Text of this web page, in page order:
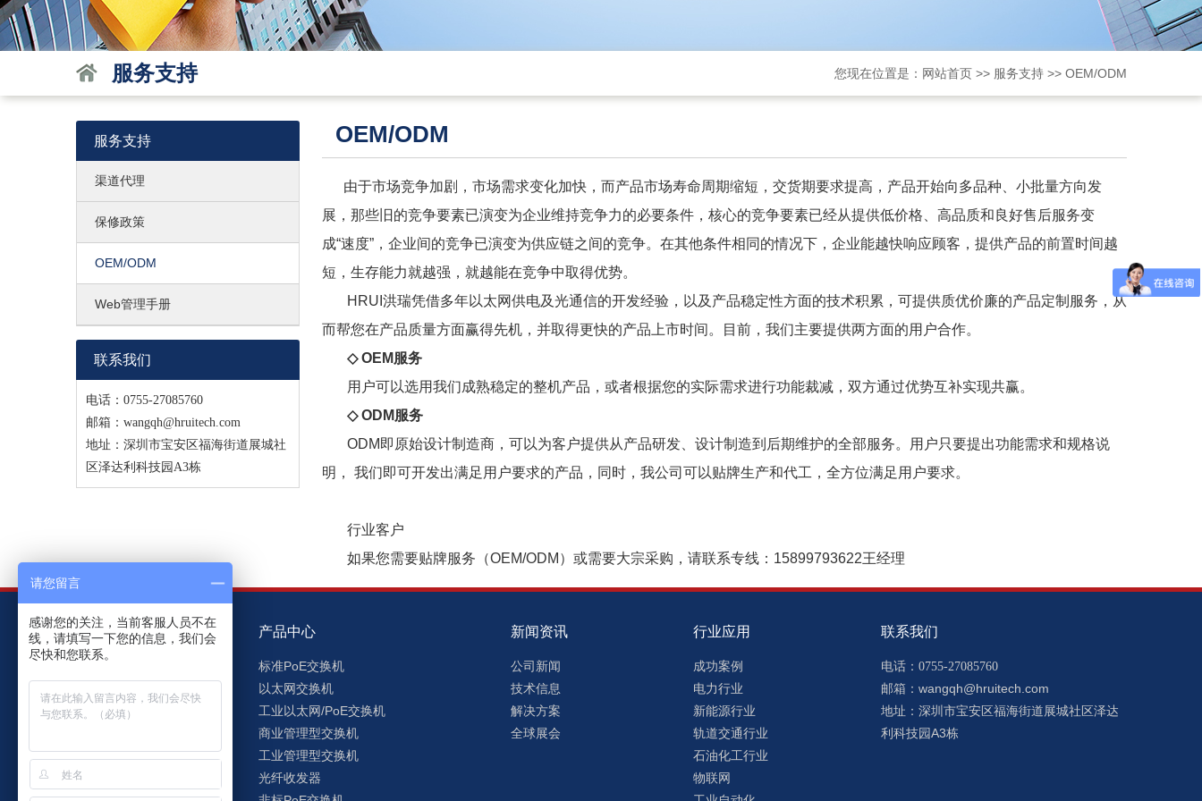
您现在位置是： 网站首页>> 服务支持>> OEM/ODM
服务支持
服务支持
渠道代理
保修政策
OEM/ODM
Web管理手册
联系我们
电话：0755-27085760
邮箱： wangqh@hruitech.com
地址： 深圳市宝安区福海街道展城社
区泽达利科技园A3栋
OEM/ODM
由于市场竞争加剧，市场需求变化加快，而产品市场寿命周期缩短，交货期要求提高，产品开始向多品种、小批量方向发
展，那些旧的竞争要素已演变为企业维持竞争力的必要条件，核心的竞争要素已经从提供低价格、高品质和良好售后服务变
成“速度”，企业间的竞争已演变为供应链之间的竞争。在其他条件相同的情况下，企业能越快响应顾客，提供产品的前置时间越
短，生存能力就越强，就越能在竞争中取得优势。
HRUI洪瑞凭借多年以太网供电及光通信的开发经验，以及产品稳定性方面的技术积累，可提供质优价廉的产品定制服务，从
而帮您在产品质量方面赢得先机，并取得更快的产品上市时间。目前，我们主要提供两方面的用户合作。
◇ OEM服务
用户可以选用我们成熟稳定的整机产品，或者根据您的实际需求进行功能裁减，双方通过优势互补实现共赢。
◇ODM服务
ODM即原始设计制造商，可以为客户提供从产品研发、设计制造到后期维护的全部服务。用户只要提出功能需求和规格说
明， 我们即可开发出满足用户要求的产品，同时，我公司可以贴牌生产和代工，全方位满足用户要求。
行业客户
如果您需要贴牌服务（OEM/ODM）或需要大宗采购，请联系专线：15899793622王经理
关于洪瑞
发展历程
企业管理
员工之家
产品中心
标准PoE交换机
以太网交换机
工业以太网/PoE交换机
商业管理型交换机
工业管理型交换机
光纤收发器
新闻资讯
公司新闻
技术信息
解决方案
全球展会
行业应用
成功案例
电力行业
新能源行业
轨道交通行业
石油化工行业
物联网
联系我们
电话：0755-27085760
邮箱： wangqh@hruitech.com
地址： 深圳市宝安区福海街道展城社区泽达
利科技园A3栋
请您留言
感谢您的关注，当前客服人员不在
线，请填写一下您的信息，我们会
尽快和您联系。